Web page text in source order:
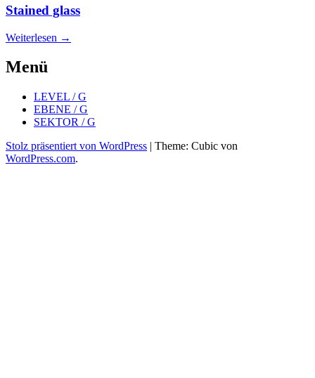
Stained glass
Weiterlesen →
Menü
LEVEL / G
EBENE / G
SEKTOR / G
Stolz präsentiert von WordPress | Theme: Cubic von
WordPress.com.